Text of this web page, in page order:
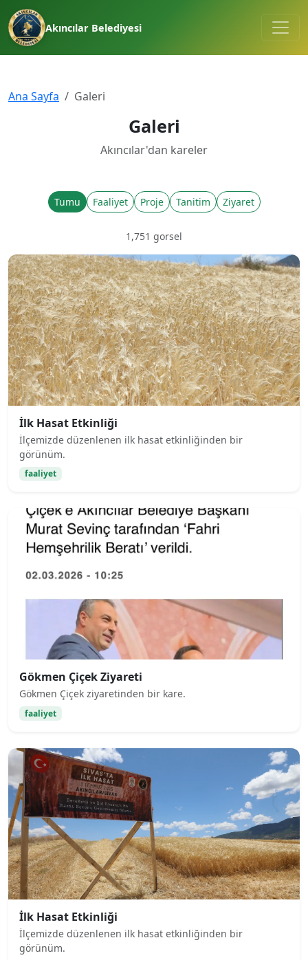
Akıncılar Belediyesi
Ana Sayfa Galeri
Galeri
Akıncılar'dan kareler
Tumu Faaliyet Proje Tanitim Ziyaret
1,751 gorsel
İlk Hasat Etkinliği
İlçemizde düzenlenen ilk hasat etkinliğinden bir
görünüm.
faaliyet
Gökmen Çiçek Ziyareti
Gökmen Çiçek ziyaretinden bir kare.
faaliyet
İlk Hasat Etkinliği
İlçemizde düzenlenen ilk hasat etkinliğinden bir
görünüm.